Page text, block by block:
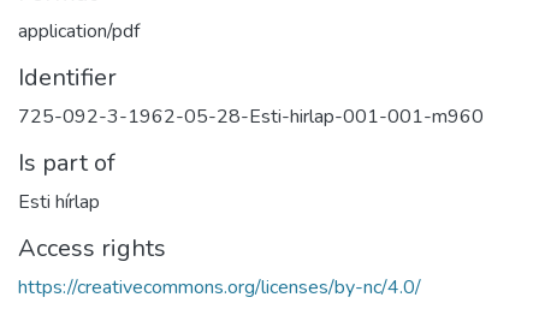
application/pdf
Identifier
725-092-3-1962-05-28-Esti-hirlap-001-001-m960
Is part of
Esti hírlap
Access rights
https://creativecommons.org/licenses/by-nc/4.0/